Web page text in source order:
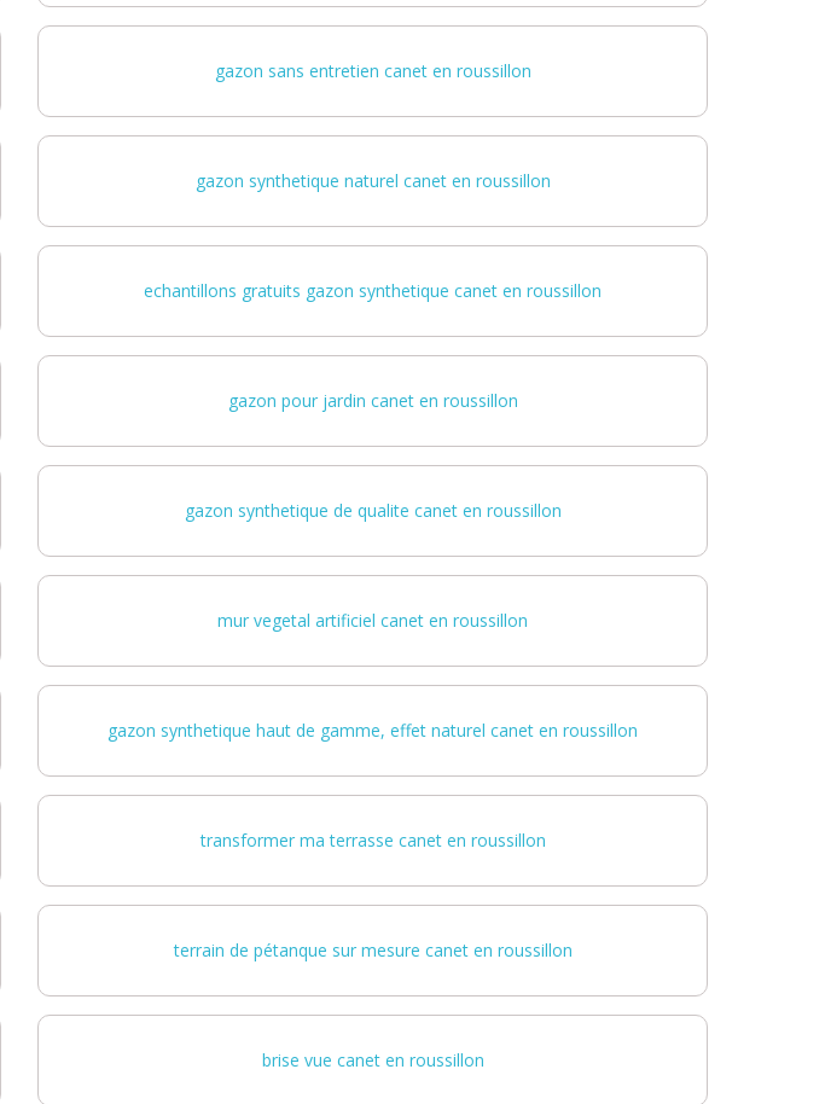
gazon sans entretien canet en roussillon
gazon synthetique naturel canet en roussillon
echantillons gratuits gazon synthetique canet en roussillon
gazon pour jardin canet en roussillon
gazon synthetique de qualite canet en roussillon
mur vegetal artificiel canet en roussillon
gazon synthetique haut de gamme, effet naturel canet en roussillon
transformer ma terrasse canet en roussillon
terrain de pétanque sur mesure canet en roussillon
brise vue canet en roussillon